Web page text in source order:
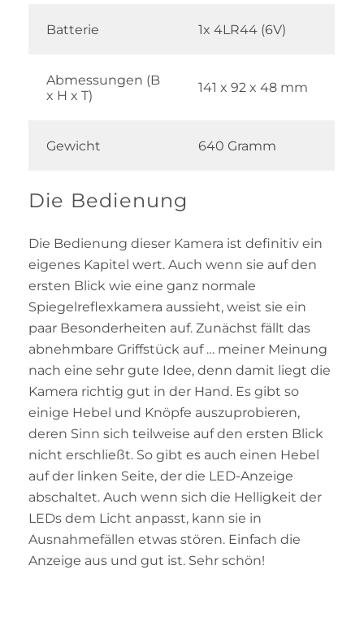
Batterie 1x 4LR44 (6V)
Abmessungen (B
x H x T)
141 x 92 x 48 mm
Gewicht 640 Gramm
Die Bedienung
Die Bedienung dieser Kamera ist definitiv ein
eigenes Kapitel wert. Auch wenn sie auf den
ersten Blick wie eine ganz normale
Spiegelreflexkamera aussieht, weist sie ein
paar Besonderheiten auf. Zunächst fällt das
abnehmbare Griffstück auf … meiner Meinung
nach eine sehr gute Idee, denn damit liegt die
Kamera richtig gut in der Hand. Es gibt so
einige Hebel und Knöpfe auszuprobieren,
deren Sinn sich teilweise auf den ersten Blick
nicht erschließt. So gibt es auch einen Hebel
auf der linken Seite, der die LED-Anzeige
abschaltet. Auch wenn sich die Helligkeit der
LEDs dem Licht anpasst, kann sie in
Ausnahmefällen etwas stören. Einfach die
Anzeige aus und gut ist. Sehr schön!